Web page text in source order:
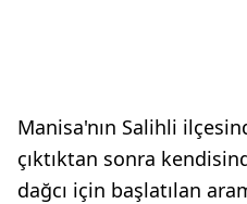
Manisa'nın Salihli
çıktıktan sonra
dağcı için başlatılan